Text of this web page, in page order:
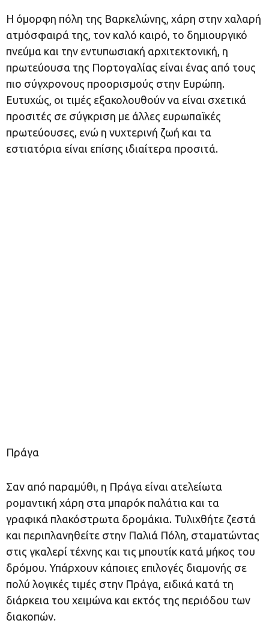
Η όμορφη πόλη της Βαρκελώνης, χάρη στην χαλαρή
ατμόσφαιρά της, τον καλό καιρό, το δημιουργικό
πνεύμα και την εντυπωσιακή αρχιτεκτονική, η
πρωτεύουσα της Πορτογαλίας είναι ένας από τους
πιο σύγχρονους προορισμούς στην Ευρώπη.
Ευτυχώς, οι τιμές εξακολουθούν να είναι σχετικά
προσιτές σε σύγκριση με άλλες ευρωπαϊκές
πρωτεύουσες, ενώ η νυχτερινή ζωή και τα
εστιατόρια είναι επίσης ιδιαίτερα προσιτά.
Πράγα
Σαν από παραμύθι, η Πράγα είναι ατελείωτα
ρομαντική χάρη στα μπαρόκ παλάτια και τα
γραφικά πλακόστρωτα δρομάκια. Τυλιχθήτε ζεστά
και περιπλανηθείτε στην Παλιά Πόλη, σταματώντας
στις γκαλερί τέχνης και τις μπουτίκ κατά μήκος του
δρόμου. Υπάρχουν κάποιες επιλογές διαμονής σε
πολύ λογικές τιμές στην Πράγα, ειδικά κατά τη
διάρκεια του χειμώνα και εκτός της περιόδου των
διακοπών.